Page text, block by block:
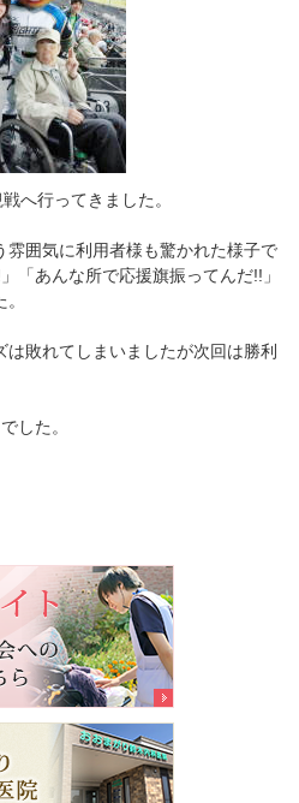
へ行ってきました。
囲気に利用者様も驚かれた様子で
「あんな所で応援旗振ってんだ!!」
敗れてしまいましたが次回は勝利
した。